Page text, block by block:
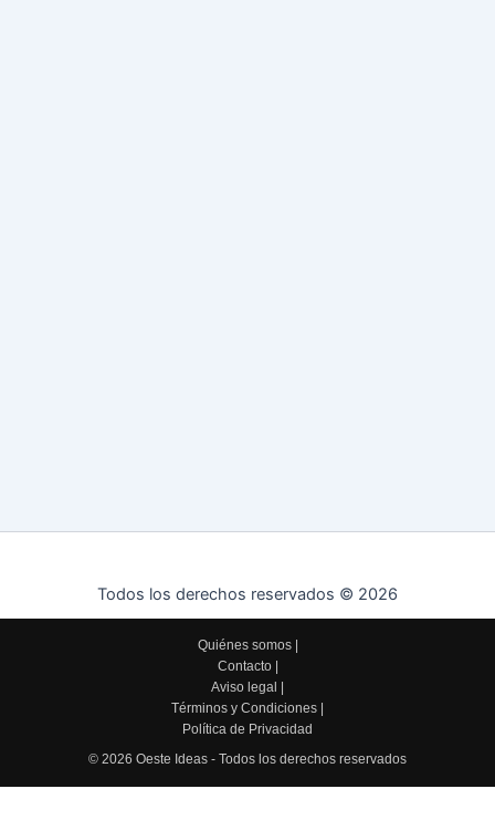
Todos los derechos reservados © 2026
Quiénes somos|
Contacto|
Aviso legal
Términos y Condiciones
Política de Privacidad
© 2026 Oeste Ideas - Todos los derechos reservados